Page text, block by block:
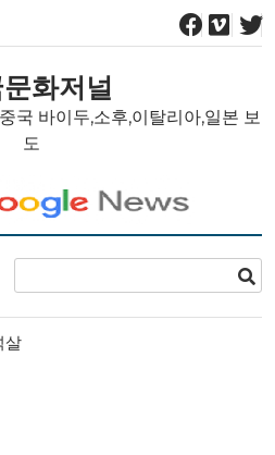
화저널
국 바이두,소후,이탈리아,일본 보
도
살